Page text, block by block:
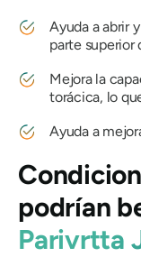
Ayuda a abrir
parte superior
Mejora la
torácica, lo
Ayuda a
podrían
Parivrtta